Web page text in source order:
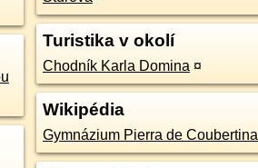
Turistika v okolí
Chodník Karla Domina ¤
Wikipédia
Gymnázium Pierra de Coubertina